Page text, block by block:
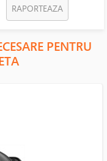
RAPORTEAZA
PENTRU